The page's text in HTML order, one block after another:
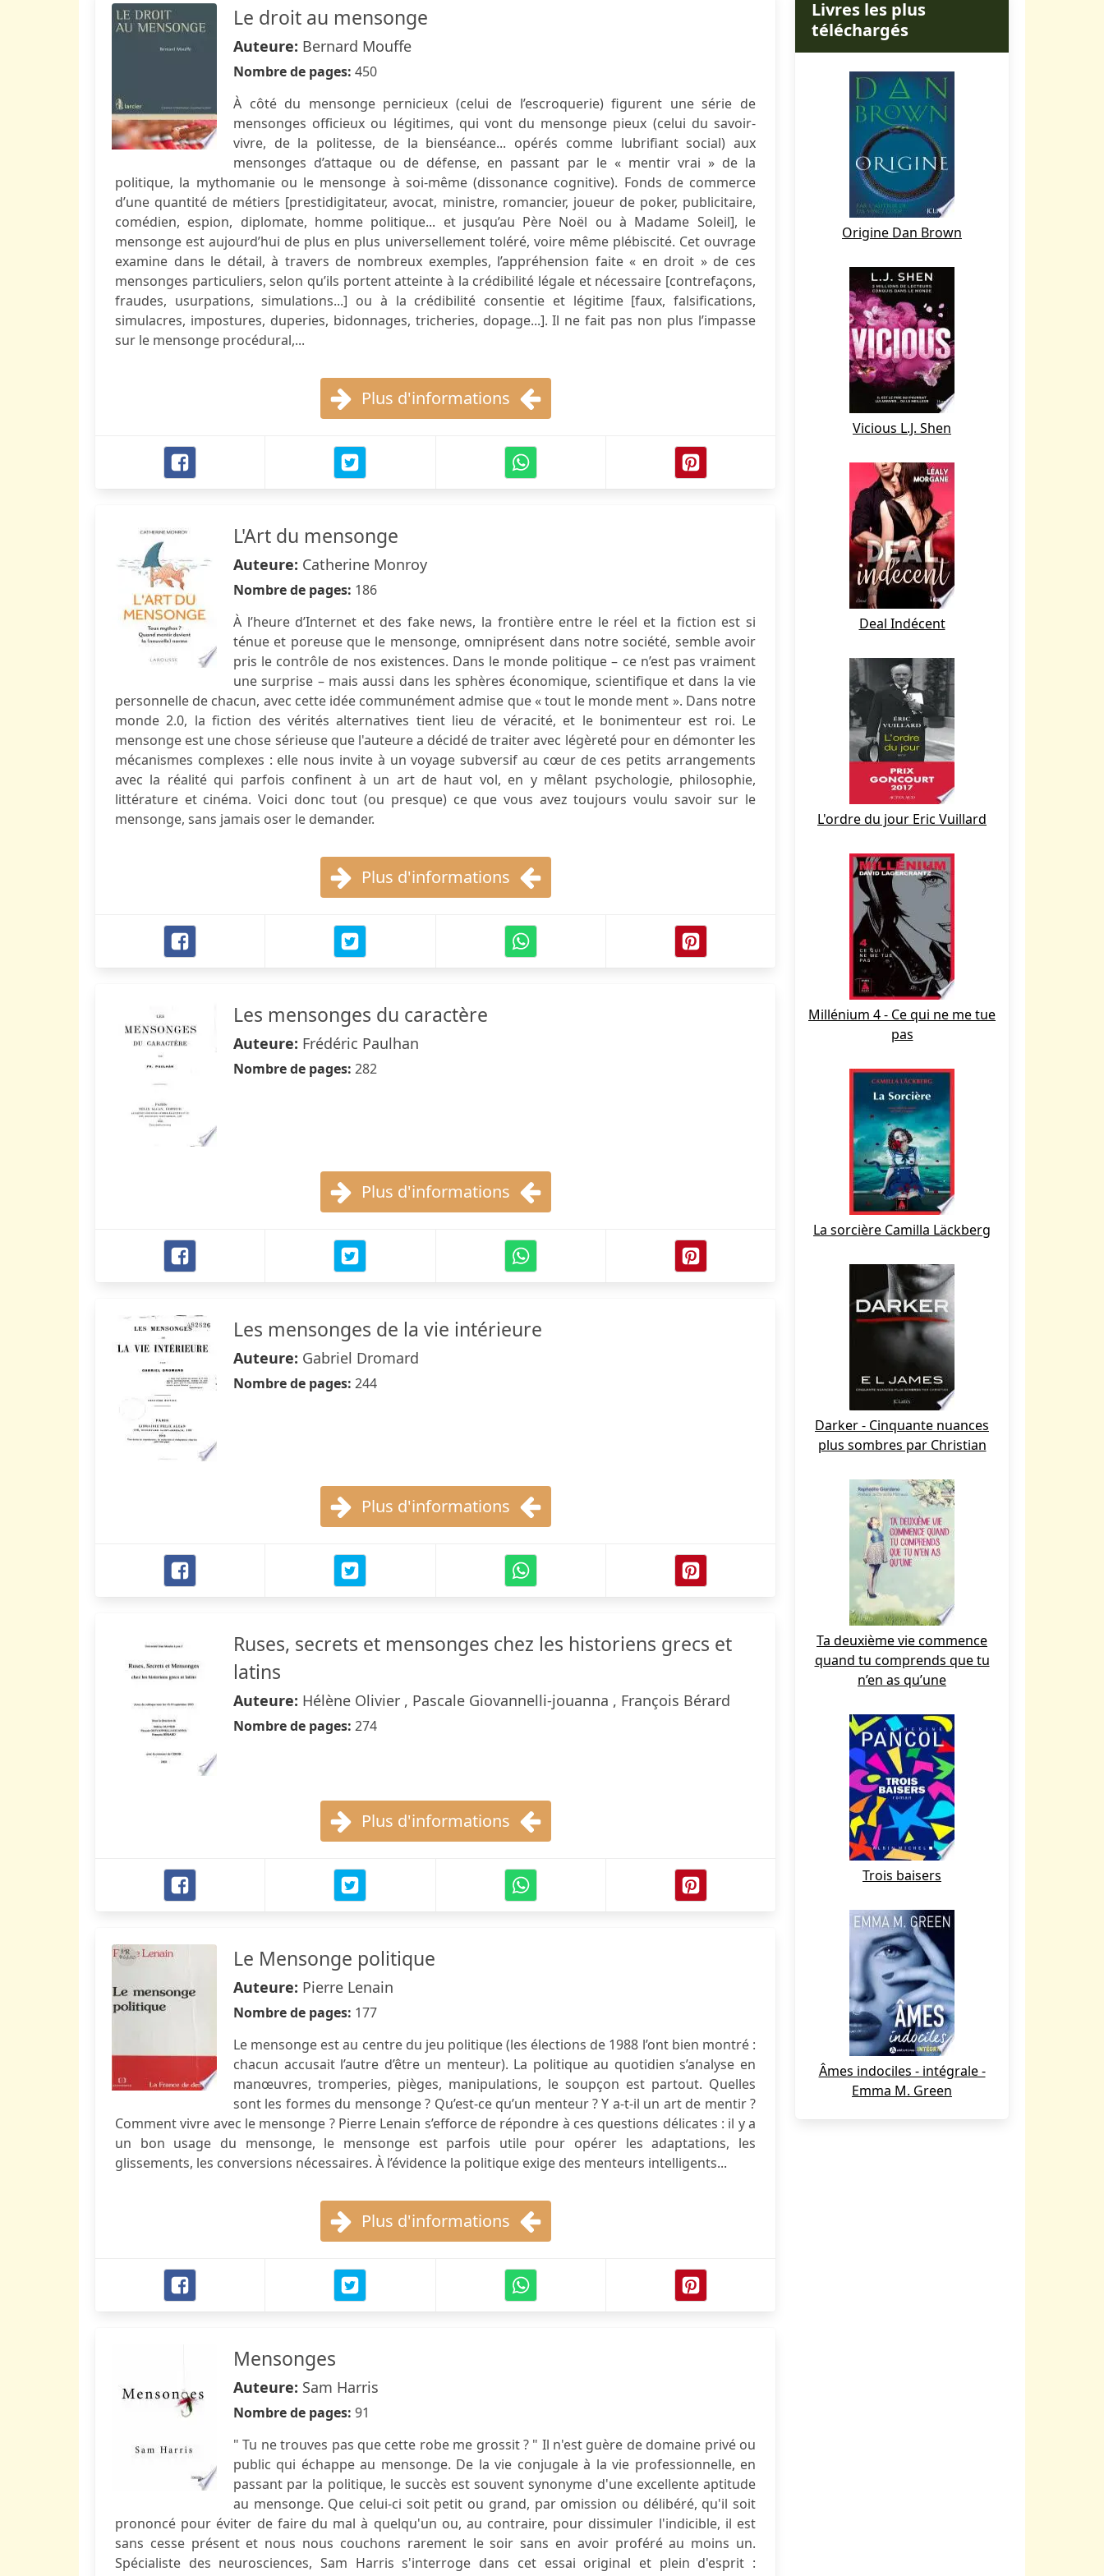
Le droit au mensonge
Auteure: Bernard Mouffe
Nombre de pages: 450
À côté du mensonge pernicieux (celui de l’escroquerie) figurent une série de
mensonges officieux ou légitimes, qui vont du mensonge pieux (celui du savoir-
vivre, de la politesse, de la bienséance... opérés comme lubrifiant social) aux
mensonges d’attaque ou de défense, en passant par le « mentir vrai » de la
politique, la mythomanie ou le mensonge à soi-même (dissonance cognitive). Fonds de commerce
d’une quantité de métiers [prestidigitateur, avocat, ministre, romancier, joueur de poker, publicitaire,
comédien, espion, diplomate, homme politique... et jusqu’au Père Noël ou à Madame Soleil], le
mensonge est aujourd’hui de plus en plus universellement toléré, voire même plébiscité. Cet ouvrage
examine dans le détail, à travers de nombreux exemples, l’appréhension faite « en droit » de ces
mensonges particuliers, selon qu’ils portent atteinte à la crédibilité légale et nécessaire [contrefaçons,
fraudes, usurpations, simulations...] ou à la crédibilité consentie et légitime [faux, falsifications,
simulacres, impostures, duperies, bidonnages, tricheries, dopage...]. Il ne fait pas non plus l’impasse
sur le mensonge procédural,...
Plus d'informations
L'Art du mensonge
Auteure: Catherine Monroy
Nombre de pages: 186
À l’heure d’Internet et des fake news, la frontière entre le réel et la fiction est si
ténue et poreuse que le mensonge, omniprésent dans notre société, semble avoir
pris le contrôle de nos existences. Dans le monde politique – ce n’est pas vraiment
une surprise – mais aussi dans les sphères économique, scientifique et dans la vie
personnelle de chacun, avec cette idée communément admise que « tout le monde ment ». Dans notre
monde 2.0, la fiction des vérités alternatives tient lieu de véracité, et le bonimenteur est roi. Le
mensonge est une chose sérieuse que l'auteure a décidé de traiter avec légèreté pour en démonter les
mécanismes complexes : elle nous invite à un voyage subversif au cœur de ces petits arrangements
avec la réalité qui parfois confinent à un art de haut vol, en y mêlant psychologie, philosophie,
littérature et cinéma. Voici donc tout (ou presque) ce que vous avez toujours voulu savoir sur le
mensonge, sans jamais oser le demander.
Plus d'informations
Les mensonges du caractère
Auteure: Frédéric Paulhan
Nombre de pages: 282
Plus d'informations
Les mensonges de la vie intérieure
Auteure: Gabriel Dromard
Nombre de pages: 244
Plus d'informations
Ruses, secrets et mensonges chez les historiens grecs et
latins
Auteure: Hélène Olivier , Pascale Giovannelli-jouanna , François Bérard
Nombre de pages: 274
Plus d'informations
Le Mensonge politique
Auteure: Pierre Lenain
Nombre de pages: 177
Le mensonge est au centre du jeu politique (les élections de 1988 l’ont bien montré :
chacun accusait l’autre d’être un menteur). La politique au quotidien s’analyse en
manœuvres, tromperies, pièges, manipulations, le soupçon est partout. Quelles
sont les formes du mensonge ? Qu’est-ce qu’un menteur ? Y a-t-il un art de mentir ?
Comment vivre avec le mensonge ? Pierre Lenain s’efforce de répondre à ces questions délicates : il y a
un bon usage du mensonge, le mensonge est parfois utile pour opérer les adaptations, les
glissements, les conversions nécessaires. À l’évidence la politique exige des menteurs intelligents...
Plus d'informations
Mensonges
Auteure: Sam Harris
Nombre de pages: 91
" Tu ne trouves pas que cette robe me grossit ? " Il n'est guère de domaine privé ou
public qui échappe au mensonge. De la vie conjugale à la vie professionnelle, en
passant par la politique, le succès est souvent synonyme d'une excellente aptitude
au mensonge. Que celui-ci soit petit ou grand, par omission ou délibéré, qu'il soit
prononcé pour éviter de faire du mal à quelqu'un ou, au contraire, pour dissimuler l'indicible, il est
sans cesse présent et nous nous couchons rarement le soir sans en avoir proféré au moins un.
Spécialiste des neurosciences, Sam Harris s'interroge dans cet essai original et plein d'esprit :
Livres les plus
téléchargés
Origine Dan Brown
Vicious L.J. Shen
Deal Indécent
L'ordre du jour Eric Vuillard
Millénium 4 - Ce qui ne me tue
pas
La sorcière Camilla Läckberg
Darker - Cinquante nuances
plus sombres par Christian
Ta deuxième vie commence
quand tu comprends que tu
n’en as qu’une
Trois baisers
Âmes indociles - intégrale -
Emma M. Green